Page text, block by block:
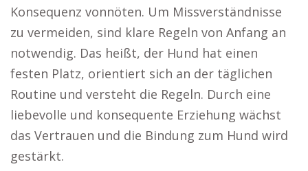
Konsequenz vonnöten. Um Missverständnisse
zu vermeiden, sind klare Regeln von Anfang an
notwendig. Das heißt, der Hund hat einen
festen Platz, orientiert sich an der täglichen
Routine und versteht die Regeln. Durch eine
liebevolle und konsequente Erziehung wächst
das Vertrauen und die Bindung zum Hund wird
gestärkt.